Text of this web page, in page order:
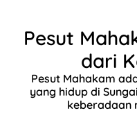
Pesut
dari
Pesut Mahakam
yang hidup di
keberadaan